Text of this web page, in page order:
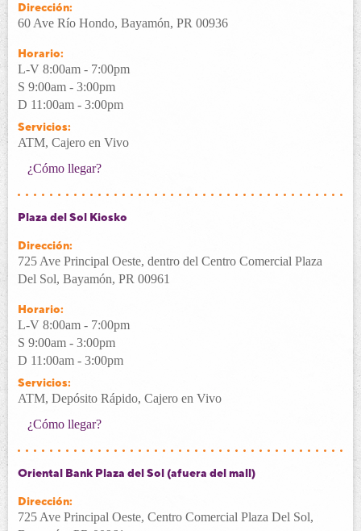
Dirección:
60 Ave Río Hondo, Bayamón, PR 00936
Horario:
L-V 8:00am - 7:00pm
S 9:00am - 3:00pm
D 11:00am - 3:00pm
Servicios:
ATM, Cajero en Vivo
¿Cómo llegar?
Plaza del Sol Kiosko
Dirección:
725 Ave Principal Oeste, dentro del Centro Comercial Plaza
Del Sol, Bayamón, PR 00961
Horario:
L-V 8:00am - 7:00pm
S 9:00am - 3:00pm
D 11:00am - 3:00pm
Servicios:
ATM, Depósito Rápido, Cajero en Vivo
¿Cómo llegar?
Oriental Bank Plaza del Sol (afuera del mall)
Dirección:
725 Ave Principal Oeste, Centro Comercial Plaza Del Sol,